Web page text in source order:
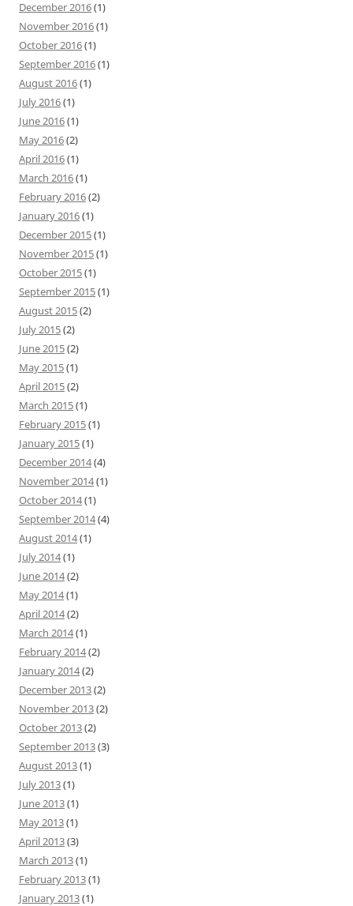
December 2016(1)
November 2016(1)
October 2016(1)
September 2016(1)
August 2016(1)
July 2016(1)
June 2016(1)
May 2016(2)
April 2016(1)
March 2016(1)
February 2016(2)
January 2016(1)
December 2015(1)
November 2015(1)
October 2015(1)
September 2015(1)
August 2015(2)
July 2015(2)
June 2015(2)
May 2015(1)
April 2015(2)
March 2015(1)
February 2015(1)
January 2015(1)
December 2014(4)
November 2014(1)
October 2014(1)
September 2014(4)
August 2014(1)
July 2014(1)
June 2014(2)
May 2014(1)
April 2014(2)
March 2014(1)
February 2014(2)
January 2014(2)
December 2013(2)
November 2013(2)
October 2013(2)
September 2013(3)
August 2013(1)
July 2013(1)
June 2013(1)
May 2013(1)
April 2013(3)
March 2013(1)
February 2013(1)
January 2013(1)